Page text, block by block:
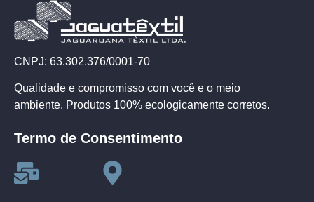
CNPJ: 63.302.376/0001-70
Qualidade e compromisso com você e o meio
ambiente. Produtos 100% ecologicamente corretos.
Termo de Consentimento